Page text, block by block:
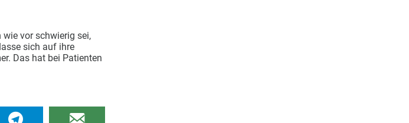
vor schwierig sei,
sich auf ihre
Das hat bei Patienten